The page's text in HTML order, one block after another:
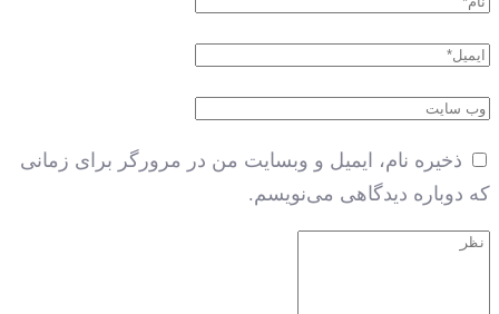
ذخیره نام، ایمیل و وبسایت من در مرورگر برای زمانی
که دوباره دیدگاهی می‌نویسم.